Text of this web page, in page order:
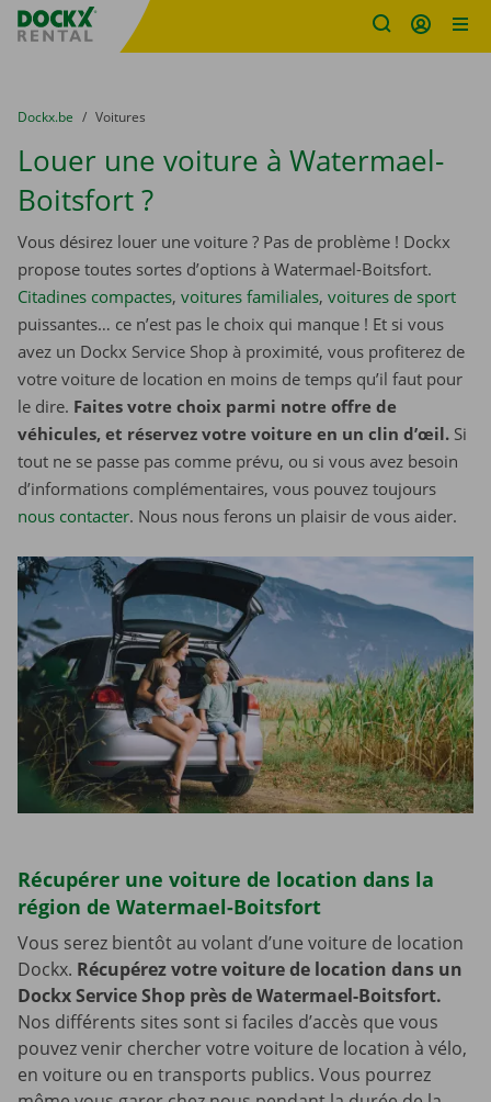
sitename
You are here:
du
Dockx.be to
Voitures
Louer une voiture à Watermael-
Boitsfort ?
Vous désirez louer une voiture ? Pas de problème ! Dockx
propose toutes sortes d’options à Watermael-Boitsfort.
Citadines compactes, voitures familiales, voitures de sport
puissantes… ce n’est pas le choix qui manque ! Et si vous
avez un Dockx Service Shop à proximité, vous profiterez de
votre voiture de location en moins de temps qu’il faut pour
le dire. Faites votre choix parmi notre offre de
véhicules, et réservez votre voiture en un clin d’œil. Si
tout ne se passe pas comme prévu, ou si vous avez besoin
d’informations complémentaires, vous pouvez toujours
nous contacter. Nous nous ferons un plaisir de vous aider.
Récupérer une voiture de location dans la
région de Watermael-Boitsfort
Vous serez bientôt au volant d’une voiture de location
Dockx. Récupérez votre voiture de location dans un
Dockx Service Shop près de Watermael-Boitsfort.
Nos différents sites sont si faciles d’accès que vous
pouvez venir chercher votre voiture de location à vélo,
en voiture ou en transports publics. Vous pourrez